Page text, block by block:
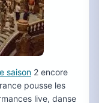
saison 2 encore
pousse les
live, danse